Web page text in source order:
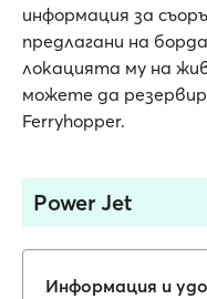
информация за
предлагани на
локацията му на
можете да
Ferryhopper.
Power Jet
Информация и